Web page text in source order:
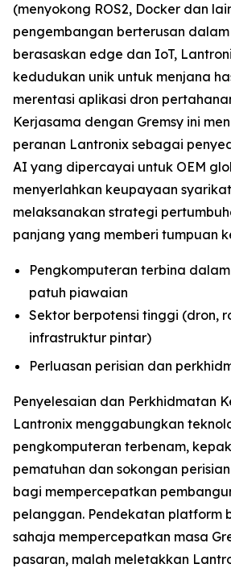
(menyokong ROS2, Docker dan
pengembangan berterusan
berasaskan edge dan IoT,
kedudukan unik untuk menjana
merentasi aplikasi dron
Kerjasama dengan Gremsy ini
peranan Lantronix sebagai
AI yang dipercayai untuk OEM
menyerlahkan keupayaan
melaksanakan strategi
panjang yang memberi tumpuan
Pengkomputeran terbina
patuh piawaian
Sektor berpotensi tinggi (dron,
infrastruktur pintar)
Perluasan perisian dan
Penyelesaian dan Perkhidmatan
Lantronix menggabungkan
pengkomputeran terbenam,
pematuhan dan sokongan
bagi mempercepatkan
pelanggan. Pendekatan platform
sahaja mempercepatkan masa
pasaran, malah meletakkan